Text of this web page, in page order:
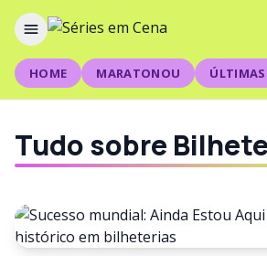
HOME MARATONOU
Tudo sobre